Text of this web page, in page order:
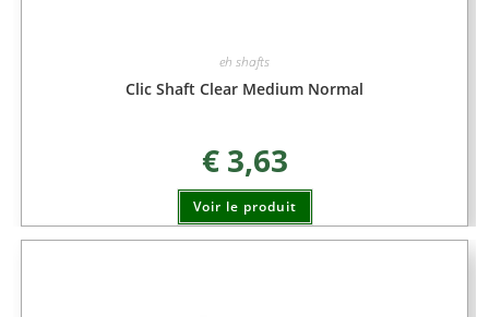
eh shafts
Clic Shaft Clear Medium Normal
€3,63
Voir le produit